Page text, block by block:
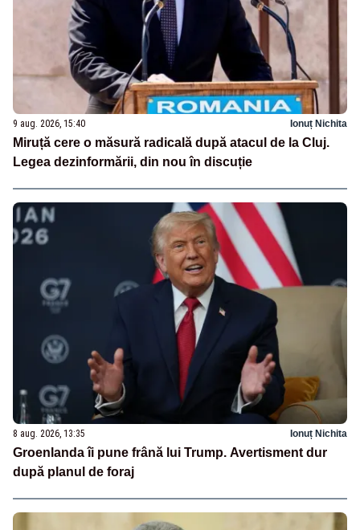
9 aug. 2026, 15:40 Ionuț Nichita
Miruță cere o măsură radicală după atacul de la Cluj.
Legea dezinformării, din nou în discuție
8 aug. 2026, 13:35 Ionuț Nichita
Groenlanda îi pune frână lui Trump. Avertisment dur
după planul de foraj